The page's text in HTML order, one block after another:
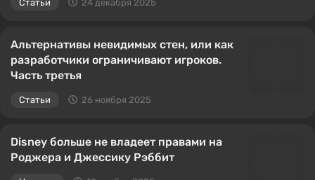
Статьи 24 декабря 2025
Альтернативы невидимых стен, или как
разработчики ограничивают игроков.
Часть третья
Статьи 26 ноября 2025
Disney больше не владеет правами на
Роджера и Джессику Рэббит